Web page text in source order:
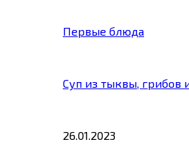
Первые блюда
Суп из тыквы, грибов
26.01.2023